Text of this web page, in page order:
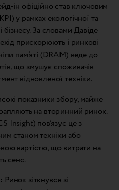
ін офіційно став ключовим
у рамках екологічної та
бізнесу. За словами Давіде
прискорюють і ринкові
пам’яті (DRAM) веде до
що змушує споживачів
відновленої техніки.
показники збору, майже
на вторинний ринок.
Insight) пов’язує це з
станом техніки або
вартістю, що витрати на
сенс.
Ринок зіткнувся зі